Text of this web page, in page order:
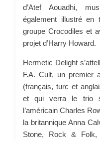
d’Atef Aouadhi,
également illustré
groupe Crocodiles et
projet d’Harry Howard.
Hermetic Delight
F.A. Cult, un premier
(français, turc et
et qui verra le trio
l’américain Charles
la britannique Anna
Stone, Rock & Folk,